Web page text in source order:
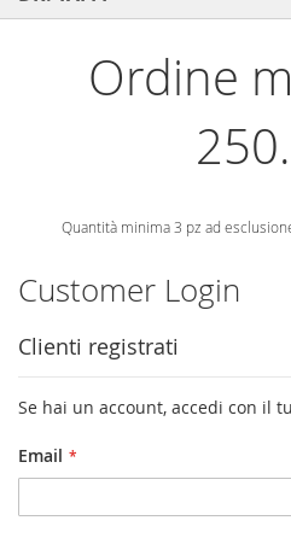
Ordine
Quantità minima 3 pz ad
Customer Login
Clienti registrati
Se hai un account, accedi con il
Email